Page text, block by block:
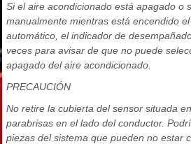
Si el aire acondicionado está apagado o
manualmente mientras está encendido
automático, el indicador de
veces para avisar de que no puede
apagado del aire acondicionado.
PRECAUCIÓN
No retire la cubierta del sensor situada
parabrisas en el lado del conductor.
piezas del sistema que pueden no estar